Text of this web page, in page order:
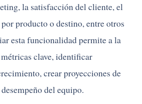
la satisfacción del cliente, el
producto o destino, entre otros
esta funcionalidad permite a la
clave, identificar
crear proyecciones de
del equipo.